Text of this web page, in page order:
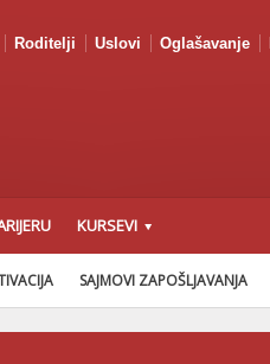
Roditelji Uslovi Oglašavanje
KURSEVI
SAJMOVI ZAPOŠLJAVANJA